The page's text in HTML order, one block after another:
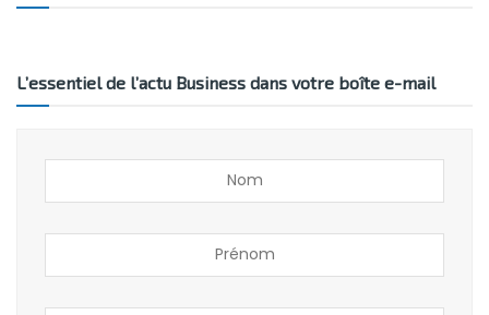
L’essentiel de l’actu Business dans votre boîte e-mail